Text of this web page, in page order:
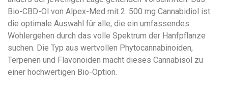
Bio-CBD-Öl von Alpex-Med mit 2. 500 mg Cannabidiol ist
die optimale Auswahl für alle, die ein umfassendes
Wohlergehen durch das volle Spektrum der Hanfpflanze
suchen. Die Typ aus wertvollen Phytocannabinoiden,
Terpenen und Flavonoiden macht dieses Cannabisöl zu
einer hochwertigen Bio-Option.